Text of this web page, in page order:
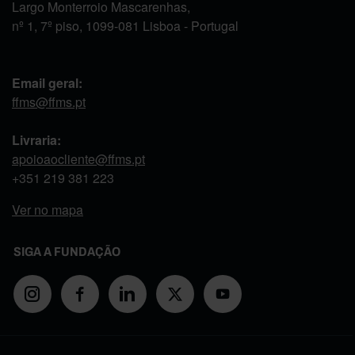
Largo Monterroio Mascarenhas,
nº 1, 7º piso, 1099-081 Lisboa - Portugal
Email geral:
ffms@ffms.pt
Livraria:
apoioaocliente@ffms.pt
+351 219 381 223
Ver no mapa
SIGA A FUNDAÇÃO